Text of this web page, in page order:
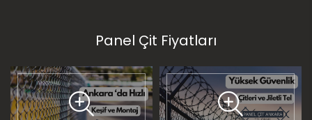
Panel Çit Fiyatları